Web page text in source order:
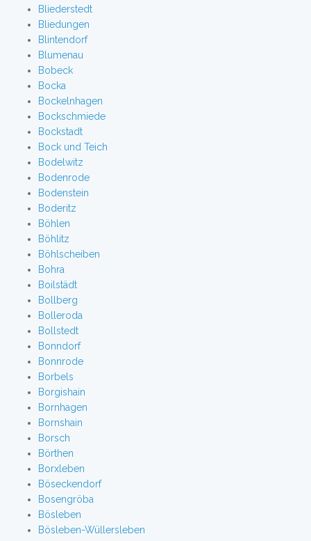
Bliederstedt
Bliedungen
Blintendorf
Blumenau
Bobeck
Bocka
Bockelnhagen
Bockschmiede
Bockstadt
Bock und Teich
Bodelwitz
Bodenrode
Bodenstein
Boderitz
Böhlen
Böhlitz
Böhlscheiben
Bohra
Boilstädt
Bollberg
Bolleroda
Bollstedt
Bonndorf
Bonnrode
Borbels
Borgishain
Bornhagen
Bornshain
Borsch
Börthen
Borxleben
Böseckendorf
Bosengröba
Bösleben
Bösleben-Wüllersleben